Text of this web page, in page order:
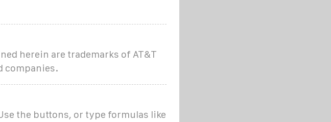
herein are trademarks of AT&T
companies.
the buttons, or type formulas like